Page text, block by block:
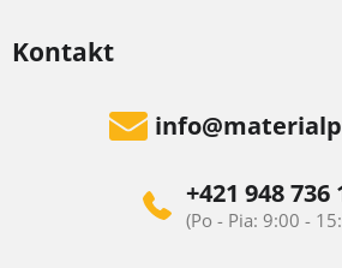
Kontakt
info@
+421 948 736